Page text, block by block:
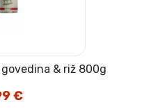
& riž 800g
€